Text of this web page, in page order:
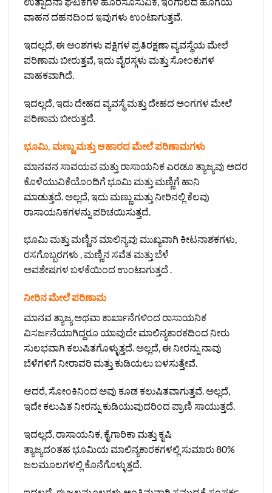
ವಾಹನ ದಹನದಿಂದ ಇವುಗಳು ಉಂಟಾಗುತ್ತವೆ.
ಇದಲ್ಲದೆ, ಈ ಅಂಶಗಳು ಪಕ್ಷಿಗಳ ಪ್ರತಿರಕ್ಷಣಾ ವ್ಯವಸ್ಥೆಯ ಮೇಲೆ
ಪರಿಣಾಮ ಬೀರುತ್ತವೆ, ಇದು ವೈರಸ್ಗಳು ಮತ್ತು ಸೋಂಕುಗಳ
ವಾಹಕವಾಗಿದೆ.
ಇದಲ್ಲದೆ, ಇದು ದೇಹದ ವ್ಯವಸ್ಥೆ ಮತ್ತು ದೇಹದ ಅಂಗಗಳ ಮೇಲೆ
ಪರಿಣಾಮ ಬೀರುತ್ತದೆ.
ಭೂಮಿ, ಮಣ್ಣು ಮತ್ತು ಆಹಾರದ ಮೇಲೆ ಪರಿಣಾಮಗಳು
ಮಾನವನ ಸಾವಯವ ಮತ್ತು ರಾಸಾಯನಿಕ ಎರಡೂ ತ್ಯಾಜ್ಯವು ಅದರ
ಕೊಳೆಯುವಿಕೆಯೊಂದಿಗೆ ಭೂಮಿ ಮತ್ತು ಮಣ್ಣಿಗೆ ಹಾನಿ
ಮಾಡುತ್ತದೆ. ಅಲ್ಲದೆ, ಇದು ಮಣ್ಣು ಮತ್ತು ನೀರಿನಲ್ಲಿ ಕೆಲವು
ರಾಸಾಯನಿಕಗಳನ್ನು ಪರಿಚಯಿಸುತ್ತದೆ.
ಭೂಮಿ ಮತ್ತು ಮಣ್ಣಿನ ಮಾಲಿನ್ಯವು ಮುಖ್ಯವಾಗಿ ಕೀಟನಾಶಕಗಳು,
ರಸಗೊಬ್ಬರಗಳು , ಮಣ್ಣಿನ ಸವೆತ ಮತ್ತು ಬೆಳೆ
ಅವಶೇಷಗಳ ಬಳಕೆಯಿಂದ ಉಂಟಾಗುತ್ತದೆ .
ನೀರಿನ ಮೇಲೆ ಪರಿಣಾಮ
ಮಾನವ ತ್ಯಾಜ್ಯ ಅಥವಾ ಕಾರ್ಖಾನೆಗಳಿಂದ ರಾಸಾಯನಿಕ
ವಿಸರ್ಜನೆಯಾಗಿದ್ದರೂ ಯಾವುದೇ ಮಾಲಿನ್ಯಕಾರಕದಿಂದ ನೀರು
ಸುಲಭವಾಗಿ ಕಲುಷಿತಗೊಳ್ಳುತ್ತದೆ. ಅಲ್ಲದೆ, ಈ ನೀರನ್ನು ನಾವು
ಬೆಳೆಗಳಿಗೆ ನೀರಾವರಿ ಮತ್ತು ಕುಡಿಯಲು ಬಳಸುತ್ತೇವೆ.
ಆದರೆ, ಸೋಂಕಿನಿಂದ ಅವು ಕೂಡ ಕಲುಷಿತವಾಗುತ್ತವೆ. ಅಲ್ಲದೆ,
ಇದೇ ಕಲುಷಿತ ನೀರನ್ನು ಕುಡಿಯುವುದರಿಂದ ಪ್ರಾಣಿ ಸಾಯುತ್ತದೆ.
ಇದಲ್ಲದೆ, ರಾಸಾಯನಿಕ, ಕೈಗಾರಿಕಾ ಮತ್ತು ಕೃಷಿ
ತ್ಯಾಜ್ಯದಂತಹ ಭೂಮಿಯ ಮಾಲಿನ್ಯಕಾರಕಗಳಲ್ಲಿ ಸುಮಾರು 80%
ಜಲಮೂಲಗಳಲ್ಲಿ ಕೊನೆಗೊಳ್ಳುತ್ತದೆ.